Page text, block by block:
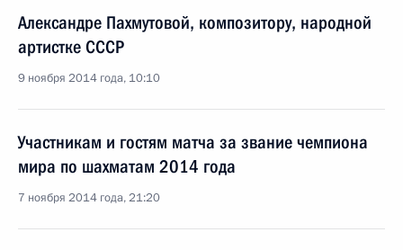
Александре Пахмутовой, композитору, народной
артистке СССР
9 ноября 2014 года, 10:10
Участникам и гостям матча за звание чемпиона
мира по шахматам 2014 года
7 ноября 2014 года, 21:20